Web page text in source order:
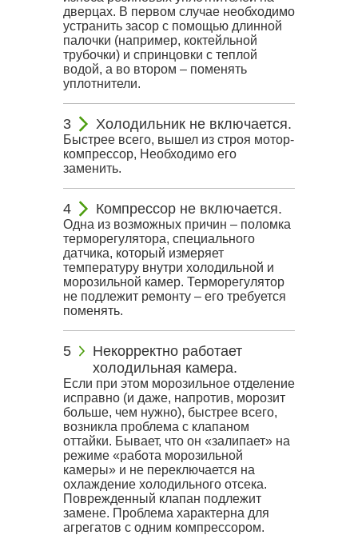
дверцах. В первом случае необходимо
устранить засор с помощью длинной
палочки (например, коктейльной
трубочки) и спринцовки с теплой
водой, а во втором – поменять
уплотнители.
Холодильник не включается.
Быстрее всего, вышел из строя мотор-
компрессор, Необходимо его
заменить.
Компрессор не включается.
Одна из возможных причин – поломка
терморегулятора, специального
датчика, который измеряет
температуру внутри холодильной и
морозильной камер. Терморегулятор
не подлежит ремонту – его требуется
поменять.
Некорректно работает
холодильная камера.
Если при этом морозильное отделение
исправно (и даже, напротив, морозит
больше, чем нужно), быстрее всего,
возникла проблема с клапаном
оттайки. Бывает, что он «залипает» на
режиме «работа морозильной
камеры» и не переключается на
охлаждение холодильного отсека.
Поврежденный клапан подлежит
замене. Проблема характерна для
агрегатов с одним компрессором.